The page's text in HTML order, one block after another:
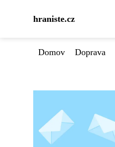
hraniste.cz
Domov Doprava